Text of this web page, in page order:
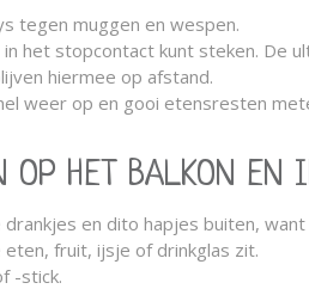
tegen muggen en wespen.
het stopcontact kunt steken. De
hiermee op afstand.
weer op en gooi etensresten
OP HET BALKON
en dito hapjes buiten,
fruit, ijsje of drinkglas zit.
-stick.